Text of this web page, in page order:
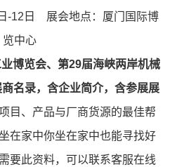
-12日 展会地点：厦门国际博
览中心
博览会、第29届海峡两岸机械
名录，含企业简介，含参展展
目、产品与厂商货源的最佳帮
在家中你坐在家中也能寻找好
要此资料，可以联系客服在线